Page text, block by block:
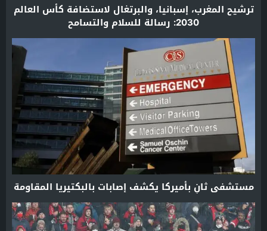
ترشيح المغرب، إسبانيا، والبرتغال لاستضافة كأس العالم
2030: رسالة للسلام والتسامح
مستشفى ثانٍ بأميركا يكشف إصابات بالبكتيريا المقاومة